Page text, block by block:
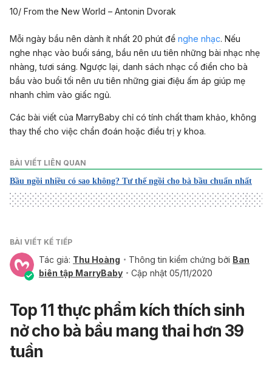
10/ From the New World – Antonin Dvorak
Mỗi ngày bầu nên dành ít nhất 20 phút để nghe nhạc. Nếu
nghe nhạc vào buổi sáng, bầu nên ưu tiên những bài nhạc nhẹ
nhàng, tươi sáng. Ngược lại, danh sách nhạc cổ điển cho bà
bầu vào buổi tối nên ưu tiên những giai điệu ấm áp giúp mẹ
nhanh chìm vào giấc ngủ.
Các bài viết của MarryBaby chỉ có tính chất tham khảo, không
thay thế cho việc chẩn đoán hoặc điều trị y khoa.
BÀI VIẾT LIÊN QUAN
Bầu ngồi nhiều có sao không? Tư thế ngồi cho bà bầu chuẩn nhất
BÀI VIẾT KẾ TIẾP
Tác giả: Thu Hoàng Thông tin kiểm chứng bởi Ban
biên tập MarryBaby
Cập nhật 05/11/2020
Top 11 thực phẩm kích thích sinh
nở cho bà bầu mang thai hơn 39
tuần